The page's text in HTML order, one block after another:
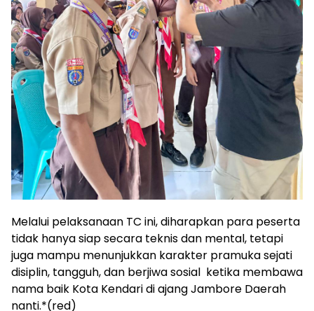
Melalui pelaksanaan TC ini, diharapkan para peserta
tidak hanya siap secara teknis dan mental, tetapi
juga mampu menunjukkan karakter pramuka sejati
disiplin, tangguh, dan berjiwa sosial ketika membawa
nama baik Kota Kendari di ajang Jambore Daerah
nanti.*(red)